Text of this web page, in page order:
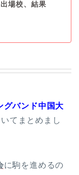
場校、結果
グバンド中国大
てまとめまし
に駒を進めるの